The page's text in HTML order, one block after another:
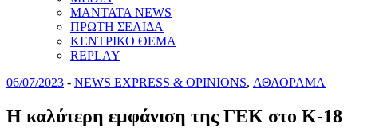
MANTATA NEWS
ΠΡΩΤΗ ΣΕΛΙΔΑ
ΚΕΝΤΡΙΚΟ ΘΕΜΑ
REPLAY
06/07/2023 - NEWS EXPRESS & OPINIONS, ΑΘΛΟΡΑΜΑ
Η καλύτερη εμφάνιση της ΓΕΚ στο Κ-18